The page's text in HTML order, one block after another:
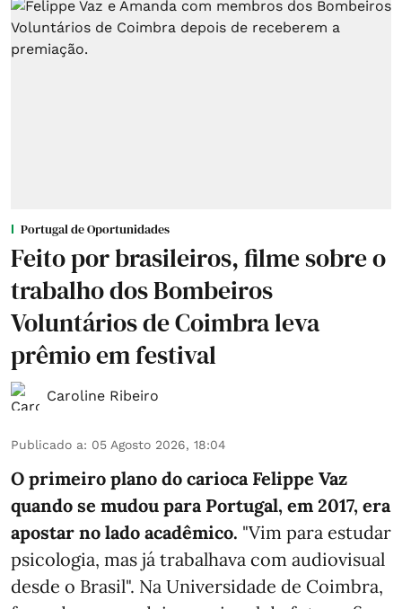
Portugal de Oportunidades
Feito por brasileiros, filme sobre o
trabalho dos Bombeiros
Voluntários de Coimbra leva
prêmio em festival
Caroline Ribeiro
Publicado a: 05 Agosto 2026, 18:04
O primeiro plano do carioca Felippe Vaz
quando se mudou para Portugal, em 2017, era
apostar no lado acadêmico. "Vim para estudar
psicologia, mas já trabalhava com audiovisual
desde o Brasil". Na Universidade de Coimbra,